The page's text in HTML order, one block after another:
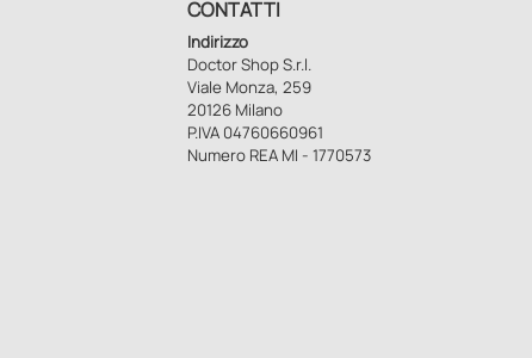
CONTATTI
Indirizzo
Doctor Shop S.r.l.
Viale Monza, 259
20126 Milano
P.IVA 04760660961
Numero REA MI - 1770573